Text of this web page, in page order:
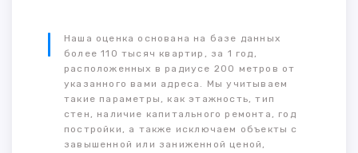
Наша оценка основана на базе данных
более 110 тысяч квартир, за 1 год,
расположенных в радиусе 200 метров от
указанного вами адреса. Мы учитываем
такие параметры, как этажность, тип
стен, наличие капитального ремонта, год
постройки, а также исключаем объекты с
завышенной или заниженной ценой,